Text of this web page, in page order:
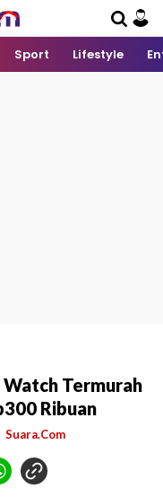
Sport Lifestyle
Termurah
Ribuan
Suara.Com